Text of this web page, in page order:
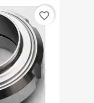
favorite_border